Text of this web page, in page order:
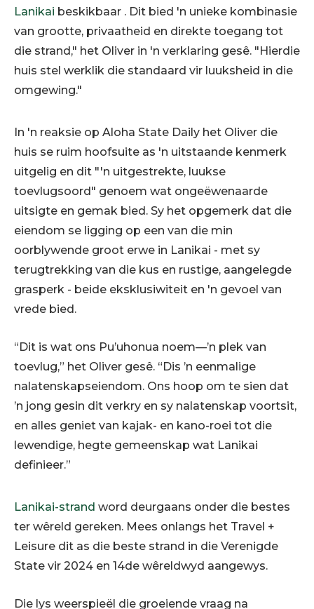
Lanikai beskikbaar . Dit bied 'n unieke kombinasie
van grootte, privaatheid en direkte toegang tot
die strand," het Oliver in 'n verklaring gesê. "Hierdie
huis stel werklik die standaard vir luuksheid in die
omgewing."
In 'n reaksie op Aloha State Daily het Oliver die
huis se ruim hoofsuite as 'n uitstaande kenmerk
uitgelig en dit "'n uitgestrekte, luukse
toevlugsoord" genoem wat ongeëwenaarde
uitsigte en gemak bied. Sy het opgemerk dat die
eiendom se ligging op een van die min
oorblywende groot erwe in Lanikai - met sy
terugtrekking van die kus en rustige, aangelegde
grasperk - beide eksklusiwiteit en 'n gevoel van
vrede bied.
“Dit is wat ons Pu’uhonua noem—’n plek van
toevlug,” het Oliver gesê. “Dis ’n eenmalige
nalatenskapseiendom. Ons hoop om te sien dat
’n jong gesin dit verkry en sy nalatenskap voortsit,
en alles geniet van kajak- en kano-roei tot die
lewendige, hegte gemeenskap wat Lanikai
definieer.”
Lanikai-strand word deurgaans onder die bestes
ter wêreld gereken. Mees onlangs het Travel +
Leisure dit as die beste strand in die Verenigde
State vir 2024 en 14de wêreldwyd aangewys.
Die lys weerspieël die groeiende vraag na